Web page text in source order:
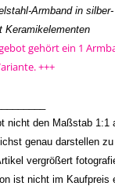
Armband in silber-
Keramikelementen
gehört ein 1
+++
nicht den Maßstab 1:1
genau darstellen
vergrößert
ist nicht im Kaufpreis